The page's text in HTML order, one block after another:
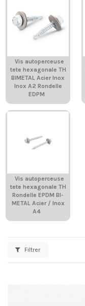
Vis autoperceuse
tete hexagonale TH
BIMETAL Acier Inox
Inox A2 Rondelle
EDPM
Vis autoperceuse
tete hexagonale TH
Rondelle EPDM BI-
METAL Acier / Inox
A4
Filtrer